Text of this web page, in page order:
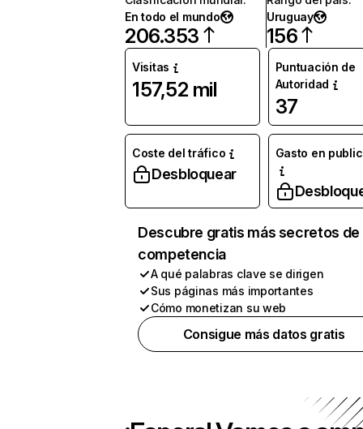
En todo el mundo
206.353
Uruguay
156
Visitas
157,52 mil
Puntuación de
Autoridad
37
Coste del tráfico
Desbloquear
Gasto en
Descubre gratis más secretos de
competencia
A qué palabras clave se dirigen
Sus páginas más importantes
Cómo monetizan su web
Consigue más datos gratis